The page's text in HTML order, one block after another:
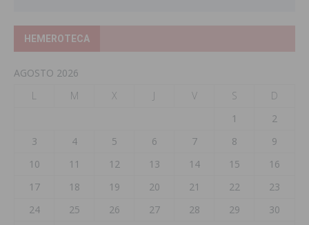
HEMEROTECA
AGOSTO 2026
L
M X J V S
D
1
2
3
4 5 6 7 8
9
10
11 12 13 14 15
16
17
18 19 20 21 22
23
24
25 26 27 28 29
30